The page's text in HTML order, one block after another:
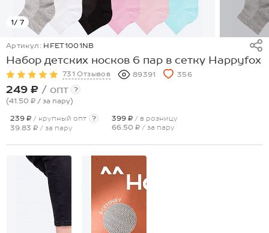
1/ 7
Артикул: HFET1001NB
Набор детских носков 6 пар в сетку Happyfox
731 Отзывов 89391 356
249 ₽ / опт
?
(41.50 ₽ / за пару)
239 ₽ / крупный опт
?
39.83 ₽ / за пару
399 ₽ / в розницу
66.50 ₽ / за пару